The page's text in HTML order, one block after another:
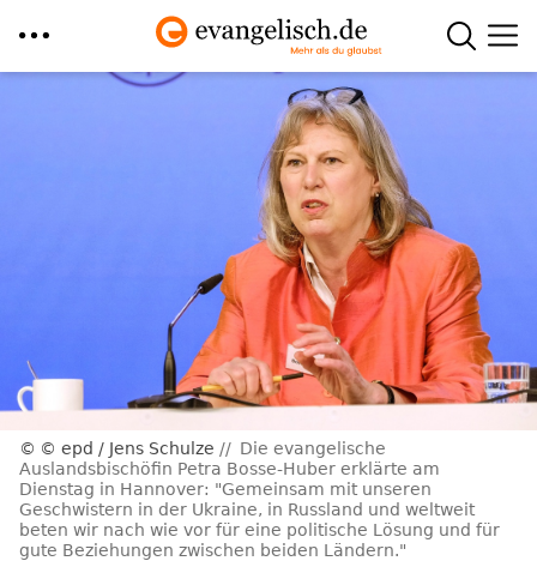
© epd / Jens Schulze
Die evangelische
Auslandsbischöfin Petra Bosse-Huber erklärte am
Dienstag in Hannover: "Gemeinsam mit unseren
Geschwistern in der Ukraine, in Russland und weltweit
beten wir nach wie vor für eine politische Lösung und für
gute Beziehungen zwischen beiden Ländern."